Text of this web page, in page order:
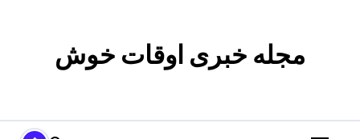
مجله خبری اوقات خوش